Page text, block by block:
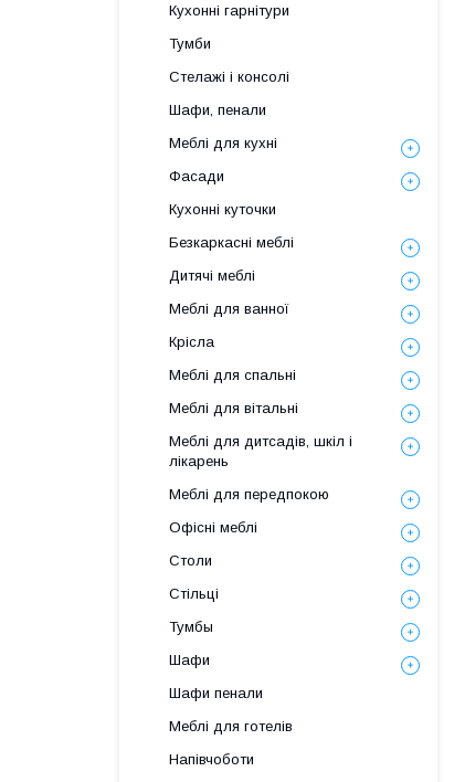
Кухонні гарнітури
Тумби
Стелажі і консолі
Шафи, пенали
Меблі для кухні
Фасади
Кухонні куточки
Безкаркасні меблі
Дитячі меблі
Меблі для ванної
Крісла
Меблі для спальні
Меблі для вітальні
Меблі для дитсадів, шкіл і
лікарень
Меблі для передпокою
Офісні меблі
Столи
Стільці
Тумбы
Шафи
Шафи пенали
Меблі для готелів
Напівчоботи